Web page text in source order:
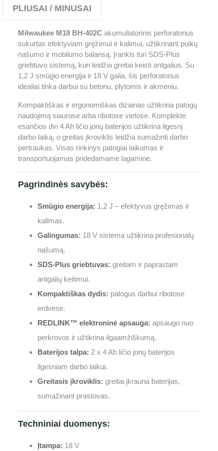
PLIUSAI / MINUSAI
Milwaukee M18 BH-402C akumuliatorinis perforatorius
sukurtas efektyviam gręžimui ir kalimui, užtikrinant puikų
našumo ir mobilumo balansą. Įrankis turi SDS-Plus
griebtuvo sistemą, kuri leidžia greitai keisti antgalius. Su
1,2 J smūgio energija ir 18 V galia, šis perforatorius
idealiai tinka darbui su betonu, plytomis ir akmeniu.
Kompaktiškas ir ergonomiškas dizainas užtikrina patogų
naudojimą siaurose arba ribotose vietose. Komplekte
esančios dvi 4 Ah ličio jonų baterijos užtikrina ilgesnį
darbo laiką, o greitas įkroviklis leidžia sumažinti darbo
pertraukas. Visas rinkinys patogiai laikomas ir
transportuojamas pridedamame lagamine.
Pagrindinės savybės:
Smūgio energija: 1,2 J – efektyvus gręžimas ir
kalimas.
Galingumas: 18 V sistema užtikrina profesionalų
našumą.
SDS-Plus griebtuvas: greitam ir paprastam
antgalių keitimui.
Kompaktiškas dydis: patogus darbui ribotose
erdvėse.
REDLINK™ elektroninė apsauga: apsaugo nuo
perkrovos ir užtikrina ilgaamžiškumą.
Baterijos talpa: 2 x 4 Ah ličio jonų baterijos
ilgesniam darbo laikui.
Greitasis įkroviklis: greitai įkrauna baterijas,
sumažinant prastovas.
Techniniai duomenys:
Įtampa: 18 V